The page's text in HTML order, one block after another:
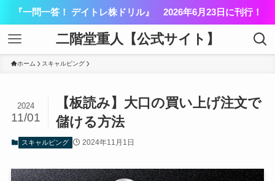
『一問一答！ デイトレ株ドリル』 2026年6月23日に刊行！
二階堂重人【公式サイト】
ホーム スキャルピング
【板読み】大口の買い上げ注文で
儲ける方法
2024
11/01
スキャルピング 2024年11月1日